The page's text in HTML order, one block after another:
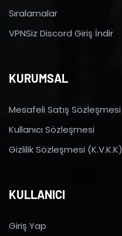
Sıralamalar
VPNSiz Discord Giriş İndir
KURUMSAL
Mesafeli Satış Sözleşmesi
Kullanıcı Sözleşmesi
Gizlilik Sözleşmesi (K.V.K.K)
KULLANICI
Giriş Yap